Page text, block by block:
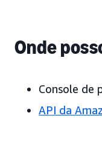
Onde
Console de
API da